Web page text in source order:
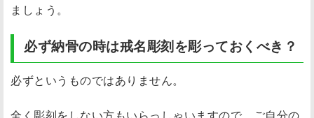
ましょう。
必ず納骨の時は戒名彫刻を彫っておくべき？
必ずというものではありません。
全く彫刻をしない方もいらっしゃいますので、ご自分の